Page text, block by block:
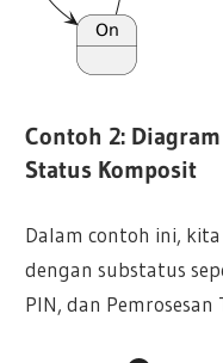
Contoh 2:
Status Komposit
Dalam contoh ini,
dengan substatus
PIN, dan Pemrosesan